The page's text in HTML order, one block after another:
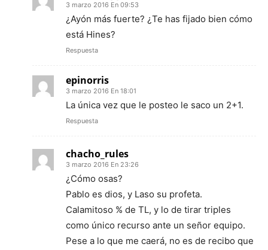
3 marzo 2016 En 09:53
¿Ayón más fuerte? ¿Te has fijado bien cómo
está Hines?
Respuesta
epinorris
3 marzo 2016 En 18:01
La única vez que le posteo le saco un 2+1.
Respuesta
chacho_rules
3 marzo 2016 En 23:26
¿Cómo osas?
Pablo es dios, y Laso su profeta.
Calamitoso % de TL, y lo de tirar triples
como único recurso ante un señor equipo.
Pese a lo que me caerá, no es de recibo que